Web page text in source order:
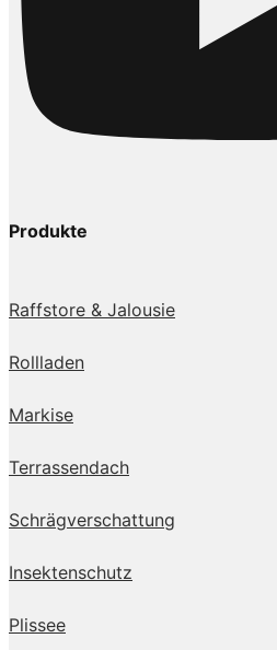
Produkte
Raffstore & Jalousie
Rollladen
Markise
Terrassendach
Schrägverschattung
Insektenschutz
Plissee